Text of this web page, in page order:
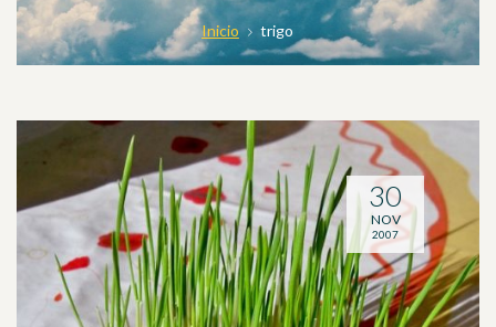
Inicio trigo
30
NOV
2007